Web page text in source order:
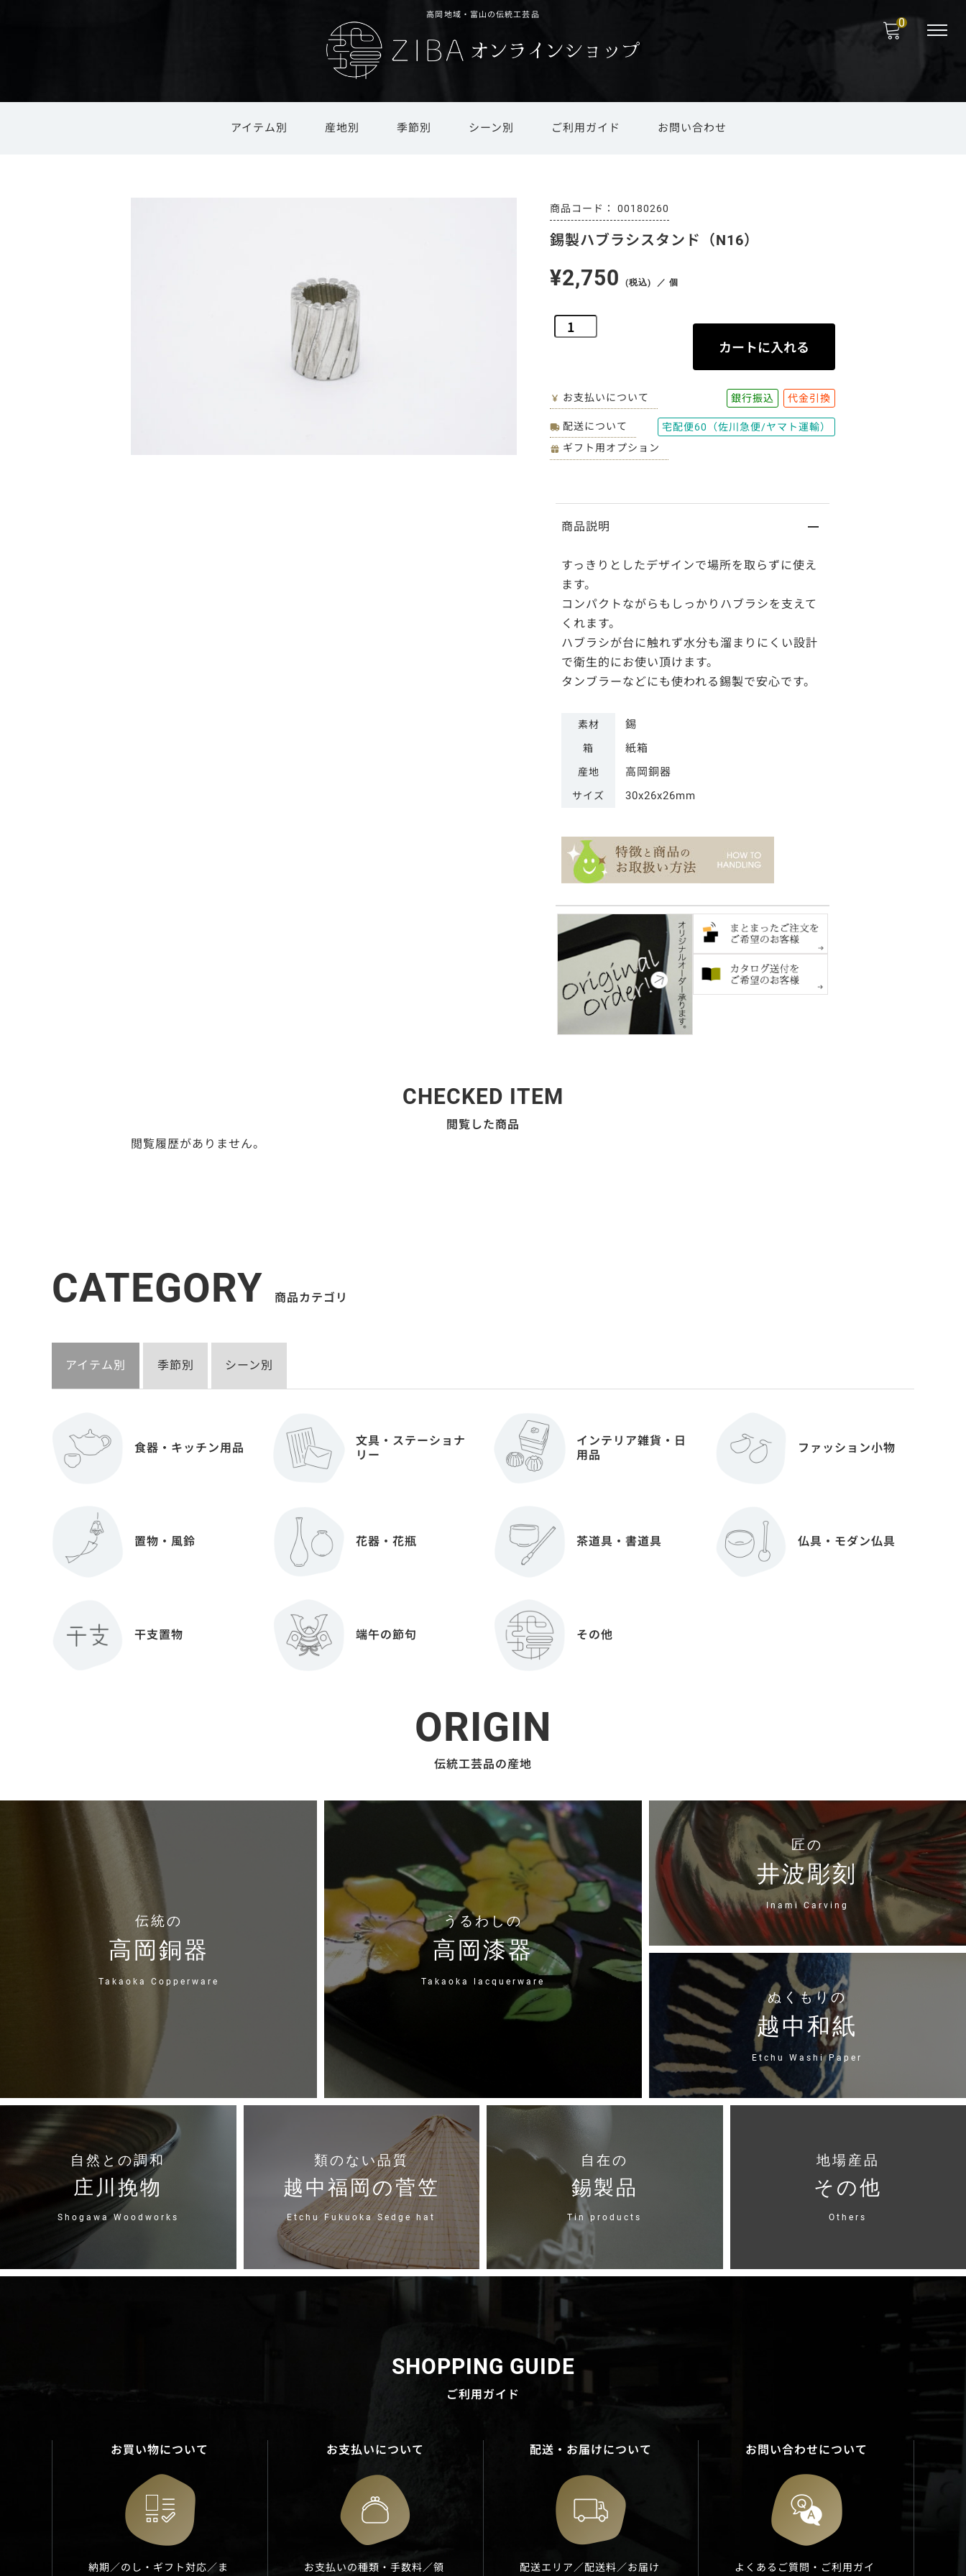
高岡地域・富山の伝統工芸品
アイテム別 産地別 季節別 シーン別 ご利用ガイド お問い合わせ
干支置物 端午の節句
ギフト用オプション
0
錫製ハブラシスタンド（N16）
00180260
¥2,750(税込) ／ 個
お支払いについて 銀行振込 代金引換
配送について
宅配便60（佐川急便/ヤマト運輸）
ギフト用オプション
商品説明
すっきりとしたデザインで場所を取らずに使え
ます。
コンパクトながらもしっかりハブラシを支えて
くれます。
ハブラシが台に触れず水分も溜まりにくい設計
で衛生的にお使い頂けます。
タンブラーなどにも使われる錫製で安心です。
素材 錫
箱 紙箱
産地 高岡銅器
サイズ 30x26x26mm
CHECKED ITEM
閲覧した商品
閲覧履歴がありません。
CATEGORY 商品カテゴリ
アイテム別 季節別 シーン別
食器・キッチン用品
文具・ステーショナ
リー
インテリア雑貨・日
用品
ファッション小物
置物・風鈴 花器・花瓶 茶道具・書道具 仏具・モダン仏具
干支置物 端午の節句 その他
ORIGIN
伝統工芸品の産地
伝統の
高岡銅器
Takaoka Copperware
うるわしの
高岡漆器
Takaoka lacquerware
匠の
井波彫刻
Inami Carving
ぬくもりの
越中和紙
Etchu Washi Paper
自然との調和
庄川挽物
Shogawa Woodworks
類のない品質
越中福岡の菅笠
Etchu Fukuoka Sedge hat
自在の
錫製品
Tin products
地場産品
その他
Others
SHOPPING GUIDE
ご利用ガイド
お買い物について
納期／のし・ギフト対応／ま
お支払いについて
お支払いの種類・手数料／領
配送・お届けについて
配送エリア／配送料／お届け
お問い合わせについて
よくあるご質問・ご利用ガイ